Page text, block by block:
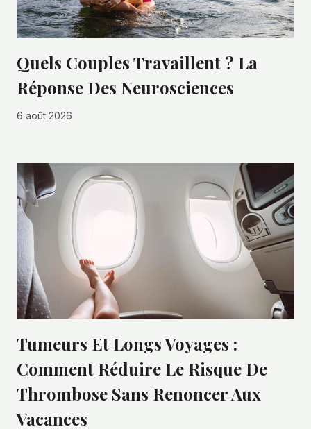
Quels Couples Travaillent ? La
Réponse Des Neurosciences
6 août 2026
Tumeurs Et Longs Voyages :
Comment Réduire Le Risque De
Thrombose Sans Renoncer Aux
Vacances